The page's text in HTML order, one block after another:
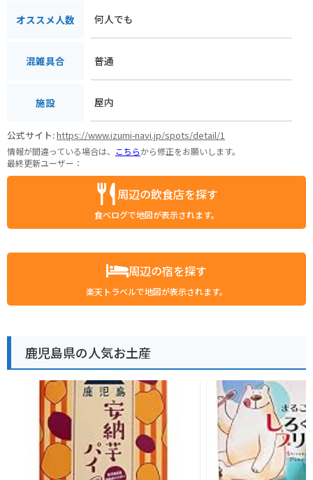
オススメ人数 何人でも
混雑具合 普通
施設 屋内
公式サイト:https://www.izumi-navi.jp/spots/detail/1
情報が間違っている場合は、 こちらから修正をお願いします。
最終更新ユーザー：
周辺の飲食店を探す
食べログで地図が表示されます。
周辺の宿を探す
楽天トラベルで地図が表示されます。
鹿児島県の人気お土産